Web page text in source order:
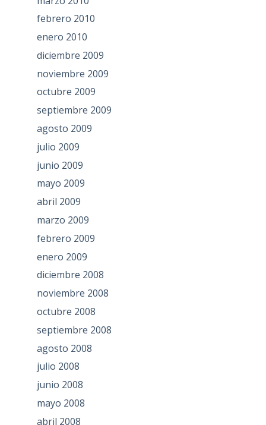
febrero 2010
enero 2010
diciembre 2009
noviembre 2009
octubre 2009
septiembre 2009
agosto 2009
julio 2009
junio 2009
mayo 2009
abril 2009
marzo 2009
febrero 2009
enero 2009
diciembre 2008
noviembre 2008
octubre 2008
septiembre 2008
agosto 2008
julio 2008
junio 2008
mayo 2008
abril 2008